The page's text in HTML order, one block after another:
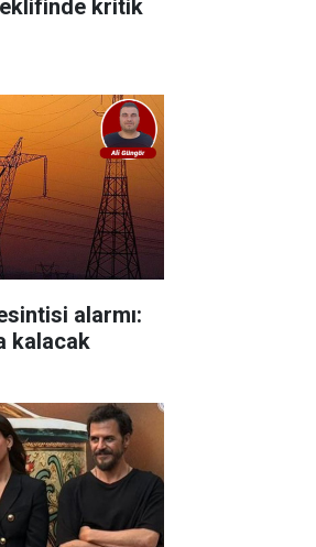
kritik
alarmı:
kalacak